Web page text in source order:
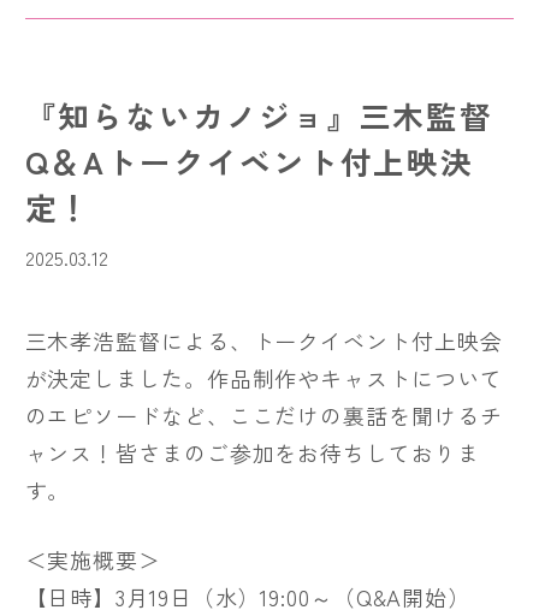
『知らないカノジョ』三木監督
Q＆Aトークイベント付上映決
定！
2025.03.12
三木孝浩監督による、トークイベント付上映会
が決定しました。作品制作やキャストについて
のエピソードなど、ここだけの裏話を聞けるチ
ャンス！皆さまのご参加をお待ちしておりま
す。
＜実施概要＞
【日時】3月19日（水）19:00～（Q&A開始）